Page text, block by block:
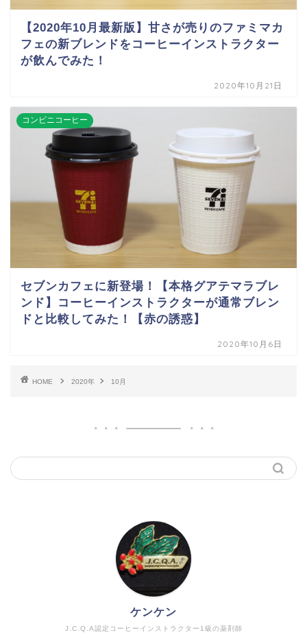
【2020年10月最新版】甘さが売りのファミマカ
フェの新ブレンドをコーヒーインストラクター
が飲んでみた！
2020年10月21日
コンビニコーヒー
セブンカフェに新登場！【本格グアテマラブレ
ンド】コーヒーインストラクターが通常ブレン
ドと比較してみた！【赤の誘惑】
2020年10月6日
HOME 2020年 10月
J.C.Q.A認定コーヒーインストラクター1級の薬剤師
ケンケン